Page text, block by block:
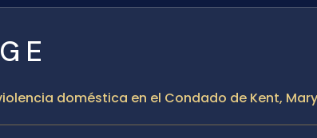
doméstica en el Condado de Kent,